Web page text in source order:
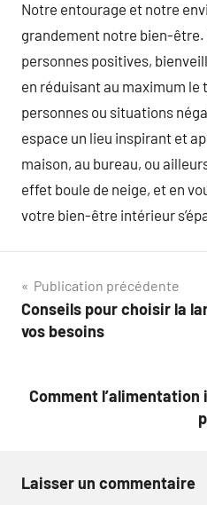
Notre entourage et notre
grandement notre bien-
personnes positives,
en réduisant au maximum le
personnes ou situations
espace un lieu inspirant et
maison, au bureau, ou
effet boule de neige, et en
votre bien-être intérieur
Navigation
de
Publication précédente
Conseils pour choisir la
vos besoins
Comment
Laisser un commentaire